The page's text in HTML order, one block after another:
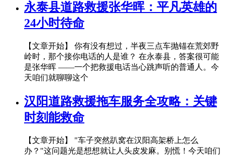
永泰县道路救援张华晖：平凡英雄的
24小时待命
【文章开始】 你有没有想过，半夜三点车抛锚在荒郊野
岭时，那个接你电话的人是谁？ 在永泰县，答案很可能
是张华晖 ——一个把救援电话当心跳声听的普通人。今
天咱们就聊聊这个
汉阳道路救援拖车服务全攻略：关键
时刻能救命
【文章开始】 "车子突然趴窝在汉阳高架桥上怎么
办？"这问题光是想想就让人头皮发麻。别慌！今天咱们